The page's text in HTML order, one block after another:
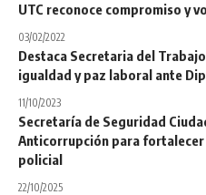
UTC reconoce compromiso y
03/02/2022
Destaca Secretaria del
igualdad y paz laboral ante
11/10/2023
Secretaría de Seguridad
Anticorrupción para fortalecer
policial
22/10/2025